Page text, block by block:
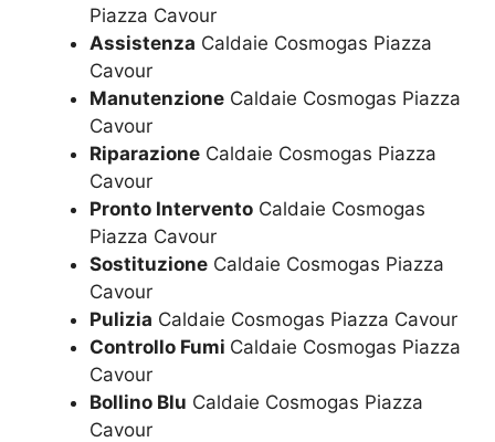
Piazza Cavour
Assistenza Caldaie Cosmogas Piazza
Cavour
Manutenzione Caldaie Cosmogas Piazza
Cavour
Riparazione Caldaie Cosmogas Piazza
Cavour
Pronto Intervento Caldaie Cosmogas
Piazza Cavour
Sostituzione Caldaie Cosmogas Piazza
Cavour
Pulizia Caldaie Cosmogas Piazza Cavour
Controllo Fumi Caldaie Cosmogas Piazza
Cavour
Bollino Blu Caldaie Cosmogas Piazza
Cavour